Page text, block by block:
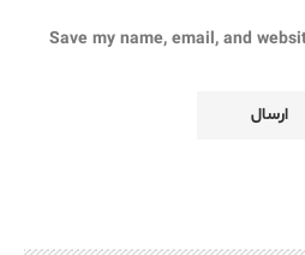
Save my name, email, and